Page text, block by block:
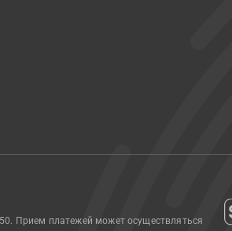
Прием платежей может осуществляться